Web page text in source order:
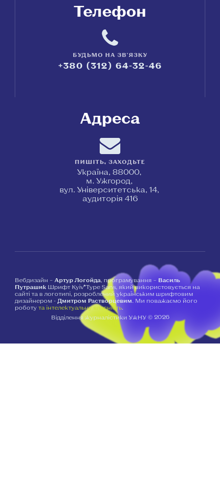
Телефон
БУДЬМО НА ЗВ'ЯЗКУ
+380 (312) 64-32-46
Адреса
ПИШІТЬ, ЗАХОДЬТЕ
Україна, 88000,
м. Ужгород,
вул. Університетська, 14,
аудиторія 416
Вебдизайн – Артур Логойда , програмування – Василь
Путрашик Шрифт Kyiv*Type Sans, який використовується на
сайті та в логотипі, розроблений українським шрифтовим
дизайнером - Дмитром Растворцевим . Ми поважаємо його
роботу та інтелектуальну власність
Відділення журналістики УжНУ © 2026